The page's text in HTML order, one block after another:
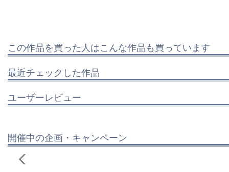
この作品を買った人はこんな作品も買っています
最近チェックした作品
ユーザーレビュー
開催中の企画・キャンペーン